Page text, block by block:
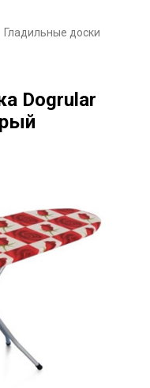
Гладильные доски
Dogrular